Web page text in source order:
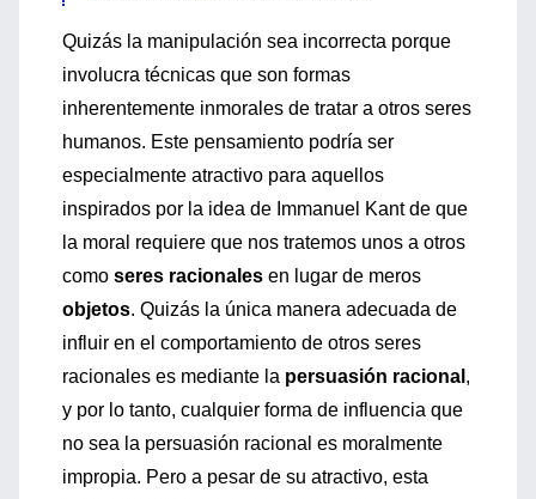
Quizás la manipulación sea incorrecta porque
involucra técnicas que son formas
inherentemente inmorales de tratar a otros seres
humanos. Este pensamiento podría ser
especialmente atractivo para aquellos
inspirados por la idea de Immanuel Kant de que
la moral requiere que nos tratemos unos a otros
como seres racionales en lugar de meros
objetos. Quizás la única manera adecuada de
influir en el comportamiento de otros seres
racionales es mediante la persuasión racional ,
y por lo tanto, cualquier forma de influencia que
no sea la persuasión racional es moralmente
impropia. Pero a pesar de su atractivo, esta